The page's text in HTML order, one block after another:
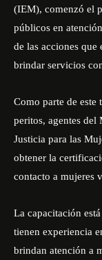
(IEM), comenzó el
públicos en
de las acciones que
brindar servicios
Como parte de este
peritos, agentes
Justicia para las
obtener la
contacto a mujeres
La capacitación
tienen experiencia
brindan atención a